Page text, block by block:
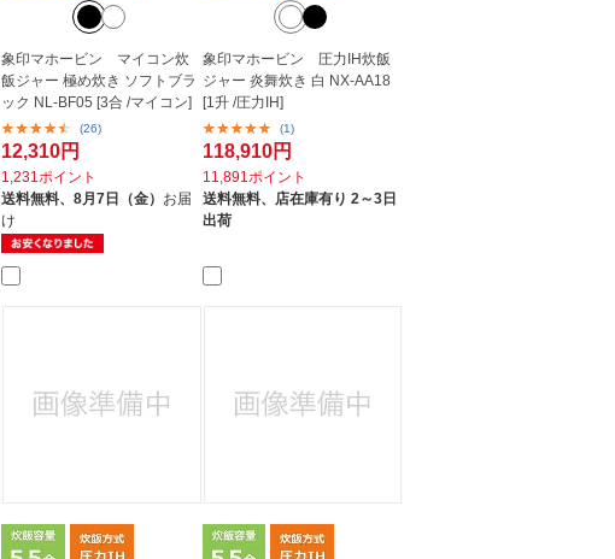
象印マホービン マイコン炊
飯ジャー 極め炊き ソフトブラ
ック NL-BF05 [3合 /マイコン]
(26)
12,310円
1,231ポイント
送料無料、8月7日（金） お届
け
象印マホービン 圧力IH炊飯
ジャー 炎舞炊き 白 NX-AA18
[1升 /圧力IH]
(1)
118,910円
11,891ポイント
送料無料、
店在庫有り 2～3日
出荷